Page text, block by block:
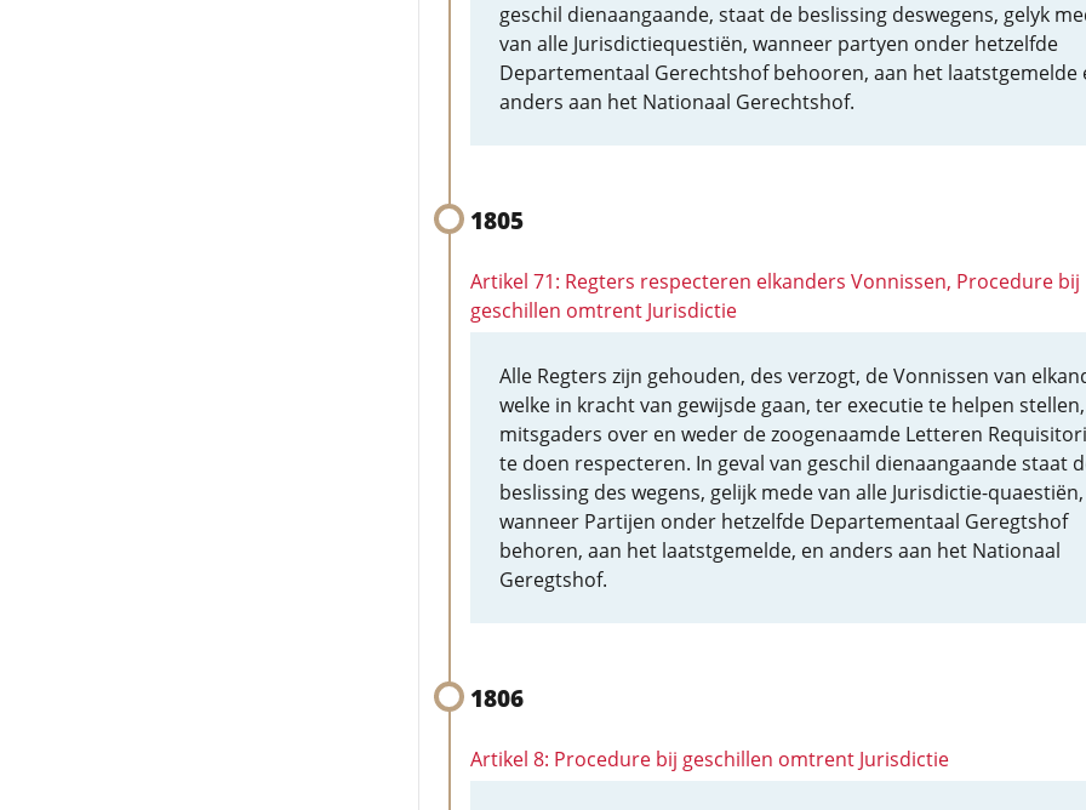
geschil dienaangaande, staat de beslissing deswegens, gelyk
van alle Jurisdictiequestiën, wanneer partyen onder hetzelfde
Departementaal Gerechtshof behooren, aan het laatstgemelde
anders aan het Nationaal Gerechtshof.
1805
Artikel 71: Regters respecteren elkanders Vonnissen, Procedure bij
geschillen omtrent Jurisdictie
Alle Regters zijn gehouden, des verzogt, de Vonnissen van
welke in kracht van gewijsde gaan, ter executie te helpen stellen,
mitsgaders over en weder de zoogenaamde Letteren
te doen respecteren. In geval van geschil dienaangaande staat
beslissing des wegens, gelijk mede van alle Jurisdictie-quaestiën,
wanneer Partijen onder hetzelfde Departementaal Geregtshof
behoren, aan het laatstgemelde, en anders aan het Nationaal
Geregtshof.
1806
Artikel 8: Procedure bij geschillen omtrent Jurisdictie